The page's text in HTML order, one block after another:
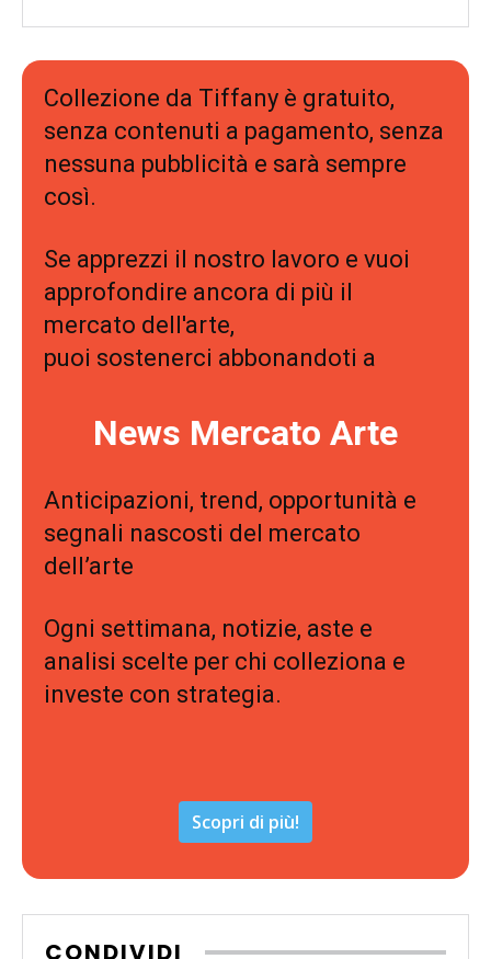
Collezione da Tiffany è gratuito,
senza contenuti a pagamento, senza
nessuna pubblicità e sarà sempre
così.
Se apprezzi il nostro lavoro e vuoi
approfondire ancora di più il
mercato dell'arte,
puoi sostenerci abbonandoti a
News Mercato Arte
Anticipazioni, trend, opportunità e
segnali nascosti del mercato
dell’arte
Ogni settimana, notizie, aste e
analisi scelte per chi colleziona e
investe con strategia.
Scopri di più!
CONDIVIDI